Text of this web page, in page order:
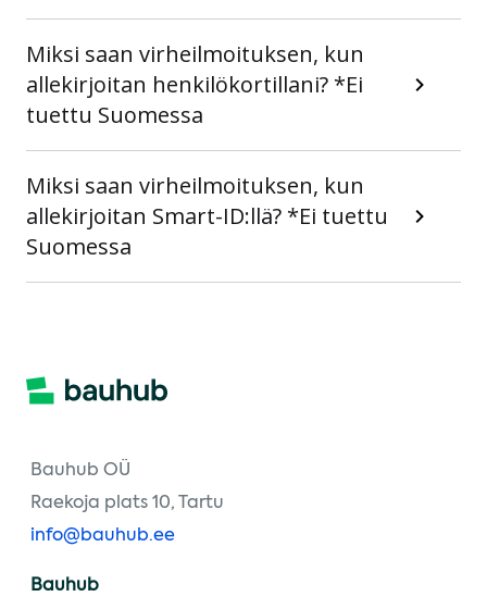
Miksi saan virheilmoituksen, kun
allekirjoitan henkilökortillani? *Ei
tuettu Suomessa
Miksi saan virheilmoituksen, kun
allekirjoitan Smart-ID:llä? *Ei tuettu
Suomessa
Bauhub OÜ
Raekoja plats 10, Tartu
info@bauhub.ee
Bauhub